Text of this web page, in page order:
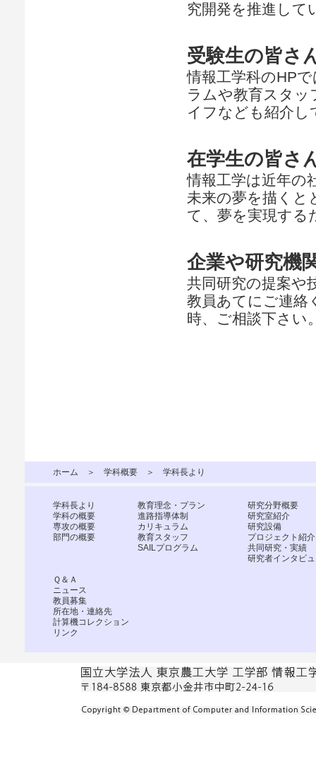
究開発を推進して
受験生の皆さ
情報工学科のHP
ラムや教育スタッ
イフなども紹介し
在学生の皆さ
情報工学は近年の
未来の夢を描くと
て、夢を実現する
企業や研究機
共同研究の提案や
教員あてにご連絡
時、ご相談下さい
ホーム ＞ 学科概要 ＞ 学科長より
学科長より
学科の概要
専攻の概要
部門の概要
教育理念・プラン
進路指導体制
カリキュラム
教育スタッフ
SAILプログラム
研究分野概要
研究室紹介
研究設備
プロジェクト紹介
共同研究・実績
研究者インタビ
Ｑ＆Ａ
ニュース
教員募集
所在地・連絡先
計算機コレクション
リンク
東京都小金井市中町2-24-16